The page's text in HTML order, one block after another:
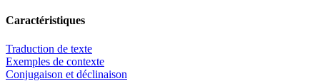
Caractéristiques
Traduction de texte
Exemples de contexte
Conjugaison et déclinaison